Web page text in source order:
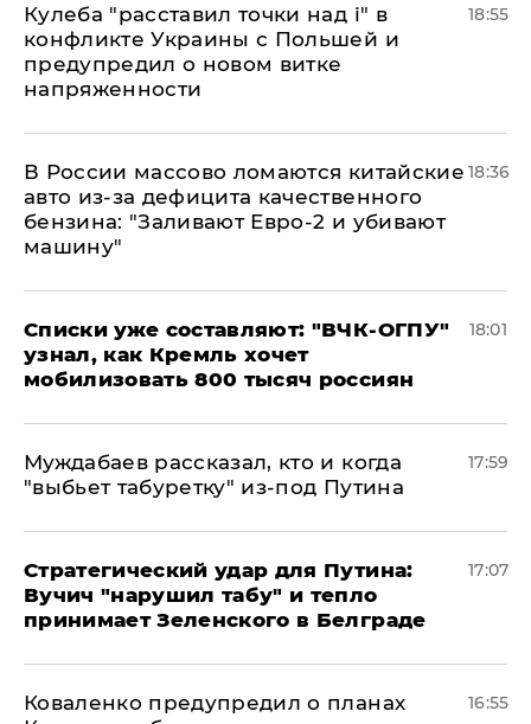
Кулеба "расставил точки над і" в
конфликте Украины с Польшей и
предупредил о новом витке
напряженности
18:55
В России массово ломаются китайские
авто из-за дефицита качественного
бензина: "Заливают Евро-2 и убивают
машину"
18:36
Списки уже составляют: "ВЧК-ОГПУ"
узнал, как Кремль хочет
мобилизовать 800 тысяч россиян
18:01
Муждабаев рассказал, кто и когда
"выбьет табуретку" из-под Путина
17:59
Стратегический удар для Путина:
Вучич "нарушил табу" и тепло
принимает Зеленского в Белграде
17:07
Коваленко предупредил о планах
16:55